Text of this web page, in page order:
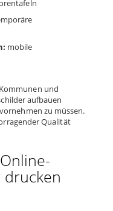
mobile
und
aufbauen
zu müssen.
Qualität
drucken